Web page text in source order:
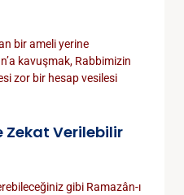
bir ameli yerine
kavuşmak, Rabbimizin
zor bir hesap vesilesi
Zekat Verilebilir
gibi Ramazân-ı